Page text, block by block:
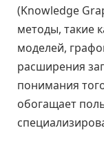
(Knowledge
методы, такие
моделей,
расширения
понимания
обогащает